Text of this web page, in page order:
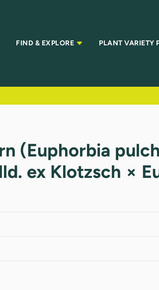
FIND & EXPLORE PLANT VARIETY
(Euphorbia
ex Klotzsch ×